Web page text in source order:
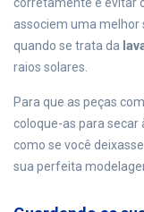
corretamente é evitar
associem uma melhor
quando se trata da
raios solares.
Para que as peças
coloque-as para secar
como se você
sua perfeita